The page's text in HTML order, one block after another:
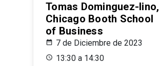
Tomas Dominguez-Iino,
Chicago Booth School
of Business
7 de Diciembre de 2023
13:30 a 14:30